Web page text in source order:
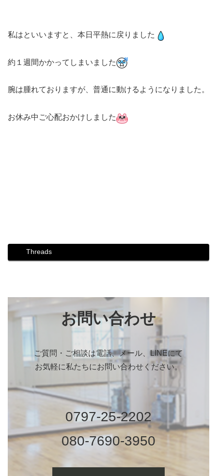
私はといいますと、本日平熱に戻りました
約１週間かかってしまいました
腕は腫れておりますが、普通に動けるようになりました。
お休み中ご心配おかけしました
Threads
お問い合わせ
ご質問・ご相談は電話、メール、LINEにて
お気軽に私たちにお問い合わせください。
0797-25-2202
080-7690-3950